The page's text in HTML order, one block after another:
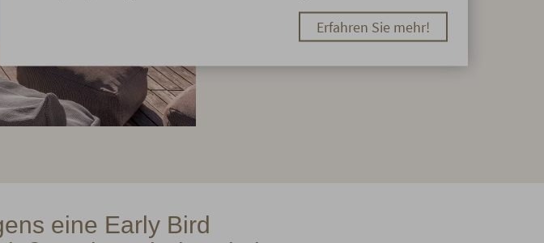
Erfahren Sie mehr!
eine Early Bird